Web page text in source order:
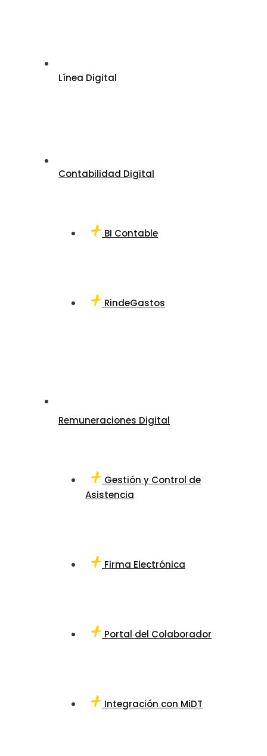
Línea Digital
Contabilidad Digital
BI Contable
RindeGastos
Remuneraciones Digital
Gestión y Control de
Asistencia
Firma Electrónica
Portal del Colaborador
Integración con MiDT